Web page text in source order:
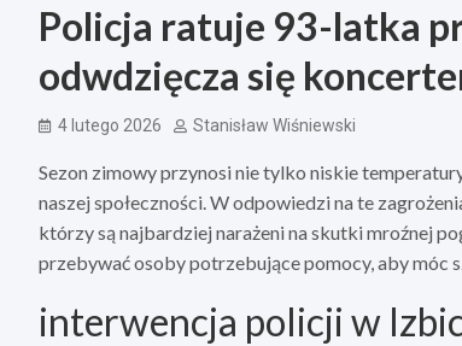
Policja ratuje 93-latka
odwdzięcza się
4 lutego 2026 Stanisław Wiśniewski
Sezon zimowy przynosi nie tylko niskie
naszej społeczności. W odpowiedzi na te
którzy są najbardziej narażeni na skutki mroźnej
przebywać osoby potrzebujące pomocy, aby móc
interwencja policji w